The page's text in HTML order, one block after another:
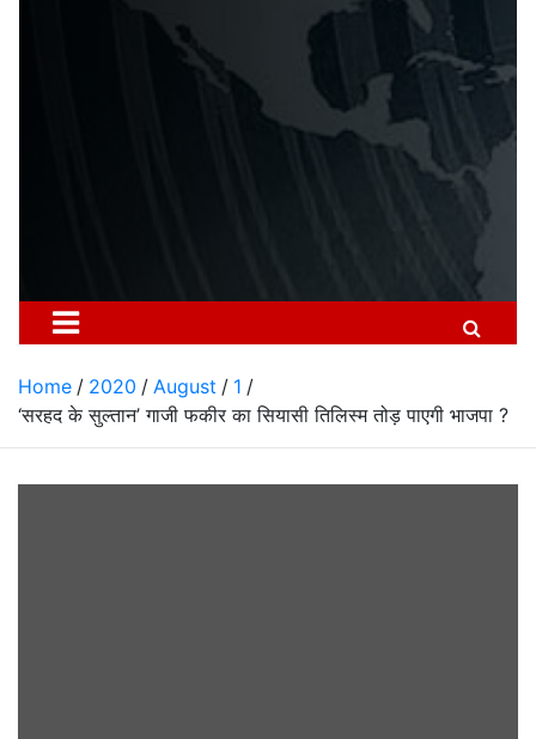
Home 2020 August
1
‘सरहद के सुल्तान’ गाजी फकीर का सियासी तिलिस्म तोड़ पाएगी भाजपा ?